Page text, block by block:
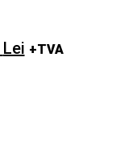
Lei +TVA